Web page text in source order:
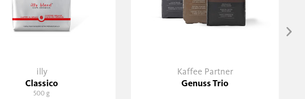
illy
Classico
500 g
Kaffee Partner
Genuss Trio